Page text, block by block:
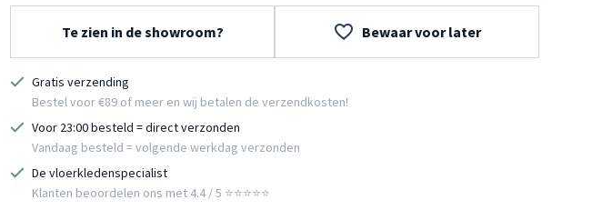
Te zien in de showroom? Bewaar voor later
Gratis verzending
Bestel voor €89 of meer en wij betalen de verzendkosten!
Voor 23:00 besteld = direct verzonden
Vandaag besteld = volgende werkdag verzonden
De vloerkledenspecialist
Klanten beoordelen ons met 4.4 / 5 ⭐⭐⭐⭐⭐